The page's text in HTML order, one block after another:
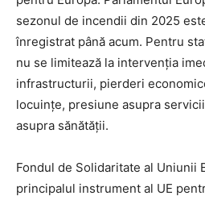
sezonul de incendii din 2025
înregistrat până acum. Pentru
nu se limitează la intervenția
infrastructurii, pierderi
locuințe, presiune asupra
asupra sănătății.
Fondul de Solidaritate al Uniunii
principalul instrument al UE